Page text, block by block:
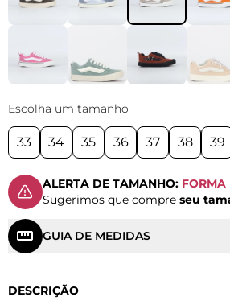
Escolha um tamanho
33 34 35 36 37 38 39
ALERTA DE TAMANHO: FORMA
Sugerimos que compre seu
GUIA DE MEDIDAS
DESCRIÇÃO